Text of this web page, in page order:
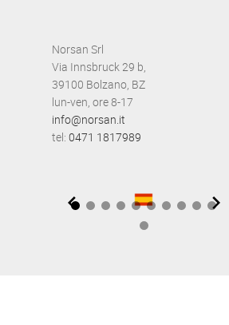
Norsan Srl
Via Innsbruck 29 b,
39100 Bolzano, BZ
lun-ven, ore 8-17
info@norsan.it
tel: 0471 1817989